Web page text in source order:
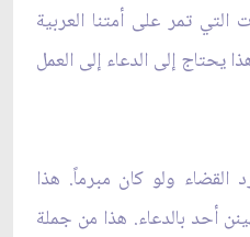
تمر على أمتنا العربية
يحتاج إلى الدعاء إلى العمل
القضاء ولو كان مبرماً. هذا
أحد بالدعاء. هذا من جملة